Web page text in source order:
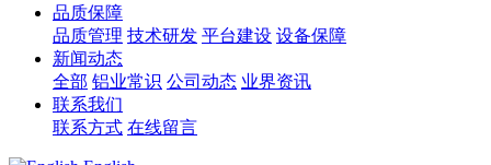
品质保障
品质管理 技术研发 平台建设 设备保障
新闻动态
全部 铝业常识 公司动态 业界资讯
联系我们
联系方式 在线留言